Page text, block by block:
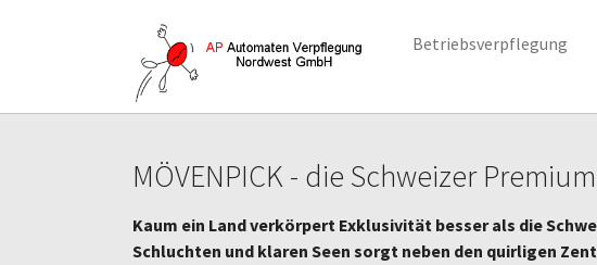
Betriebsverpflegung
MÖVENPICK - die Schweizer
Kaum ein Land verkörpert Exklusivität besser als die
Schluchten und klaren Seen sorgt neben den quirligen